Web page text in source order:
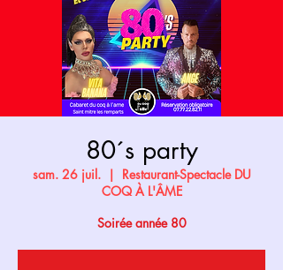
80´s party
sam. 26 juil.
  |
Restaurant-Spectacle DU
COQ À L'ÂME
Soirée année 80